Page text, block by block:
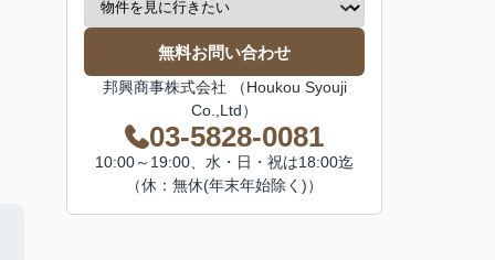
無料お問い合わせ
邦興商事株式会社 （Houkou Syouji
Co.,Ltd）
03-5828-0081
10:00～19:00、水・日・祝は18:00迄
（休：無休(年末年始除く)）